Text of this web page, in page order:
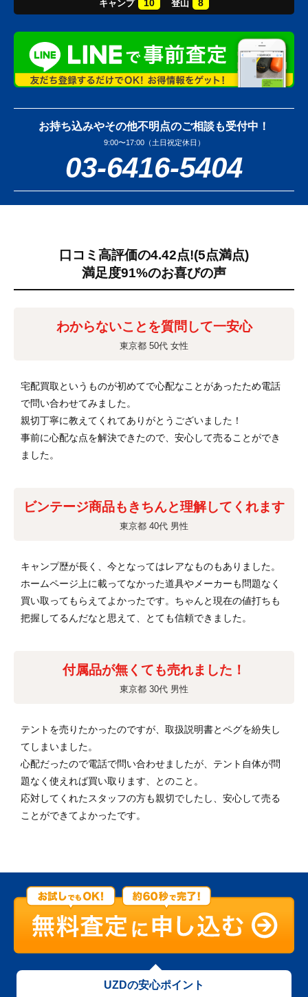
キャンプ 10 登山 8
お持ち込みやその他不明点のご相談も受付中！
9:00〜17:00（土日祝定休日）
03-6416-5404
口コミ高評価の4.42点!(5点満点)
満足度91%のお喜びの声
わからないことを質問して一安心
東京都 50代 女性
宅配買取というものが初めてで心配なことがあったため電話
で問い合わせてみました。
親切丁寧に教えてくれてありがとうございました！
事前に心配な点を解決できたので、安心して売ることができ
ました。
ビンテージ商品もきちんと理解してくれます
東京都 40代 男性
キャンプ歴が長く、今となってはレアなものもありました。
ホームページ上に載ってなかった道具やメーカーも問題なく
買い取ってもらえてよかったです。ちゃんと現在の値打ちも
把握してるんだなと思えて、とても信頼できました。
付属品が無くても売れました！
東京都 30代 男性
テントを売りたかったのですが、取扱説明書とペグを紛失し
てしまいました。
心配だったので電話で問い合わせましたが、テント自体が問
題なく使えれば買い取ります、とのこと。
応対してくれたスタッフの方も親切でしたし、安心して売る
ことができてよかったです。
UZDの安心ポイント